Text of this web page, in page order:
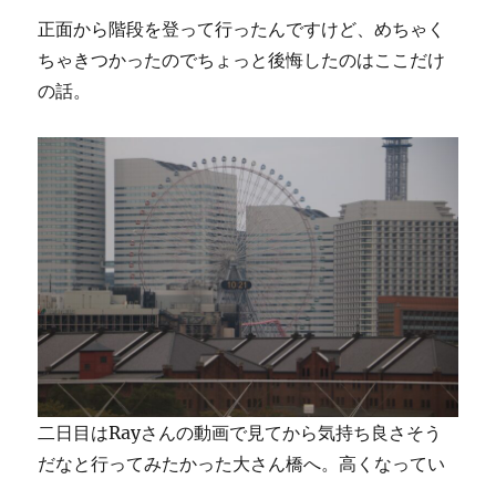
正面から階段を登って行ったんですけど、めちゃく
ちゃきつかったのでちょっと後悔したのはここだけ
の話。
二日目はRayさんの動画で見てから気持ち良さそう
だなと行ってみたかった大さん橋へ。高くなってい